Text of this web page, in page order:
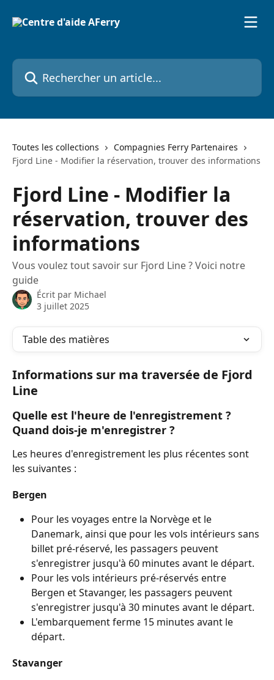
Rechercher un article...
Toutes les collections
Compagnies Ferry Partenaires
Fjord Line - Modifier la réservation, trouver des informations
Fjord Line - Modifier la
réservation, trouver des
informations
Vous voulez tout savoir sur Fjord Line ? Voici notre
guide
Écrit par Michael
3 juillet 2025
Table des matières
Informations sur ma traversée de Fjord
Line
Quelle est l'heure de l'enregistrement ?
Quand dois-je m'enregistrer ?
Les heures d'enregistrement les plus récentes sont
les suivantes :
Bergen
Pour les voyages entre la Norvège et le
Danemark, ainsi que pour les vols intérieurs sans
billet pré-réservé, les passagers peuvent
s'enregistrer jusqu'à 60 minutes avant le départ.
Pour les vols intérieurs pré-réservés entre
Bergen et Stavanger, les passagers peuvent
s'enregistrer jusqu'à 30 minutes avant le départ.
L'embarquement ferme 15 minutes avant le
départ.
Stavanger